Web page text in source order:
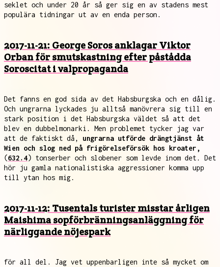
seklet och under 20 år så ger sig en av stadens mest
populära tidningar ut av en enda person.
2017-11-21: George Soros anklagar Viktor
Orban för smutskastning efter påstådda
Soroscitat i valpropaganda
Det fanns en god sida av det Habsburgska och en dålig.
Och ungrarna lyckades ju alltså manövrera sig till en
stark position i det Habsburgska väldet så att det
blev en dubbelmonarki. Men problemet tycker jag var
att de faktiskt då, ungrarna utförde drängtjänst åt
Wien och slog ned på frigörelseförsök hos kroater,
(632.4) tonserber och slobener som levde inom det. Det
hör ju gamla nationalistiska aggressioner komma upp
till ytan hos mig.
2017-11-12: Tusentals turister misstar årligen
Maishima sopförbränningsanläggning för
närliggande nöjespark
för all del. Jag vet uppenbarligen inte så mycket om